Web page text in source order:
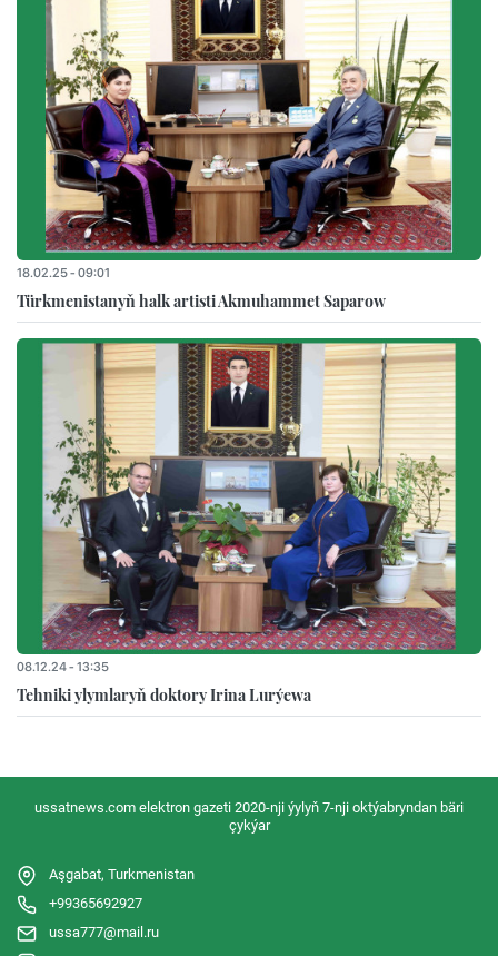
18.02.25 - 09:01
Türkmenistanyň halk artisti Akmuhammet Saparow
08.12.24 - 13:35
Tehniki ylymlaryň doktory Irina Lurýewa
ussatnews.com elektron gazeti 2020-nji ýylyň 7-nji oktýabryndan bäri
çykýar
Aşgabat, Turkmenistan
+99365692927
ussa777@mail.ru